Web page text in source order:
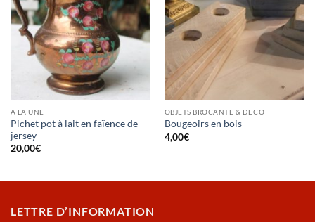
A LA UNE
Pichet pot à lait en faïence de
jersey
20,00€
OBJETS BROCANTE & DECO
Bougeoirs en bois
4,00€
LETTRE D’INFORMATION